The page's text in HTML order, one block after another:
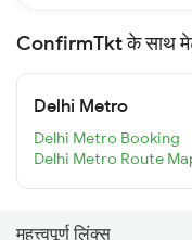
ConfirmTkt के साथ
Delhi Metro
Delhi Metro Booking
Delhi Metro Route
महत्त्वपूर्ण लिंक्स